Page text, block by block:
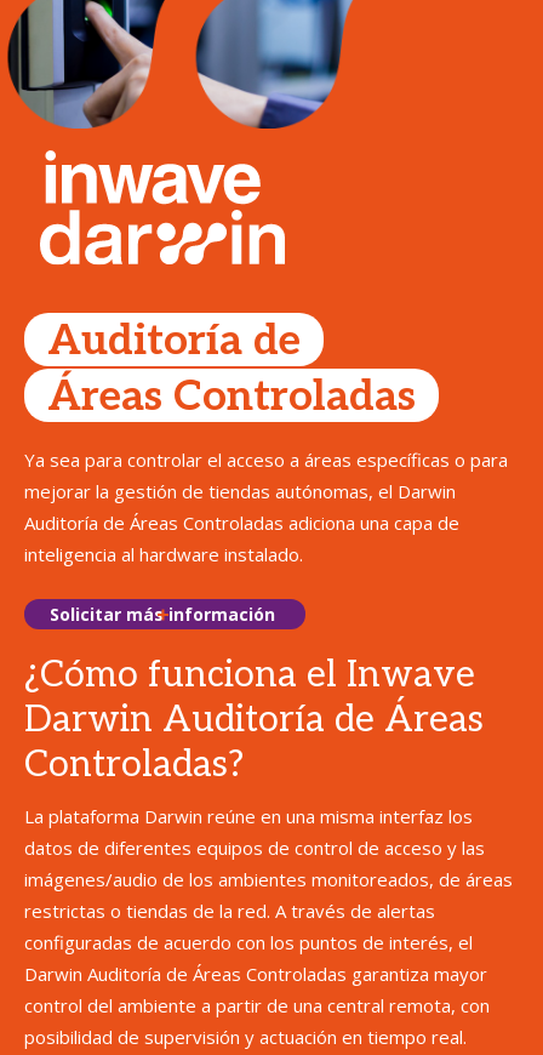
Auditoría de
Áreas Controladas
Ya sea para controlar el acceso a áreas específicas o para
mejorar la gestión de tiendas autónomas, el Darwin
Auditoría de Áreas Controladas adiciona una capa de
inteligencia al hardware instalado.
Solicitar más información
¿Cómo funciona el Inwave
Darwin Auditoría de Áreas
Controladas?
La plataforma Darwin reúne en una misma interfaz los
datos de diferentes equipos de control de acceso y las
imágenes/audio de los ambientes monitoreados, de áreas
restrictas o tiendas de la red. A través de alertas
configuradas de acuerdo con los puntos de interés, el
Darwin Auditoría de Áreas Controladas garantiza mayor
control del ambiente a partir de una central remota, con
posibilidad de supervisión y actuación en tiempo real.